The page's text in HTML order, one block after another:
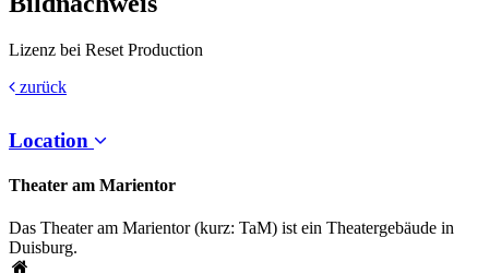
Lizenz bei Reset Production
zurück
Location
Theater am Marientor
Das Theater am Marientor (kurz: TaM) ist ein Theatergebäude in
Duisburg.